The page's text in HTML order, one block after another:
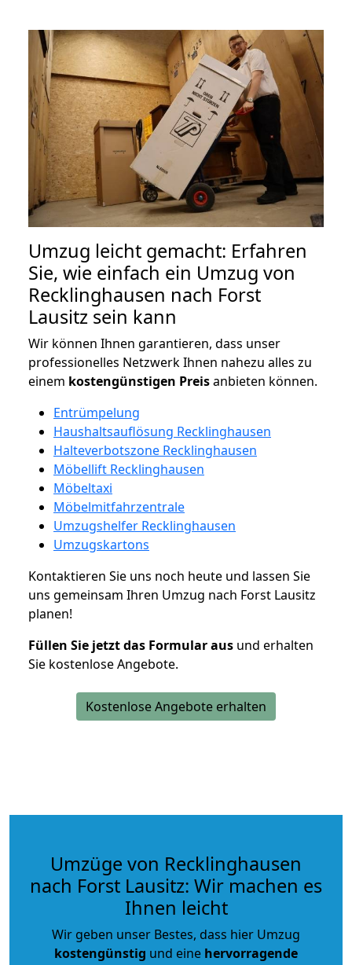
Umzug leicht gemacht: Erfahren
Sie, wie einfach ein Umzug von
Recklinghausen nach Forst
Lausitz sein kann
Wir können Ihnen garantieren, dass unser
professionelles Netzwerk Ihnen nahezu alles zu
einem kostengünstigen Preisanbieten können.
Entrümpelung
Haushaltsauflösung Recklinghausen
Halteverbotszone Recklinghausen
Möbellift Recklinghausen
Möbeltaxi
Möbelmitfahrzentrale
Umzugshelfer Recklinghausen
Umzugskartons
Kontaktieren Sie uns noch heute und lassen Sie
uns gemeinsam Ihren Umzug nach Forst Lausitz
planen!
Füllen Sie jetzt das Formular aus und erhalten
Sie kostenlose Angebote.
Kostenlose Angebote erhalten
Umzüge von Recklinghausen
nach Forst Lausitz: Wir machen es
Ihnen leicht
Wir geben unser Bestes, dass hier Umzug
kostengünstig und eine hervorragende